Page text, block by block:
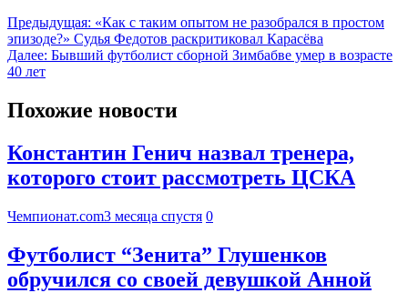
Предыдущая: «Как с таким опытом не разобрался в простом
эпизоде?» Судья Федотов раскритиковал Карасёва
Далее: Бывший футболист сборной Зимбабве умер в возрасте
40 лет
Похожие новости
Константин Генич назвал тренера,
которого стоит рассмотреть ЦСКА
Чемпионат.com3 месяца спустя 0
Футболист “Зенита” Глушенков
обручился со своей девушкой Анной